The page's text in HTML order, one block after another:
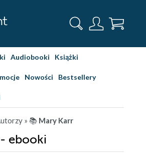
Audiobooki Książki
Nowości Bestsellery
» 📚 Mary Karr
ebooki